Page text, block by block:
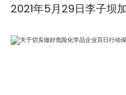
2021年5月29日李子坝